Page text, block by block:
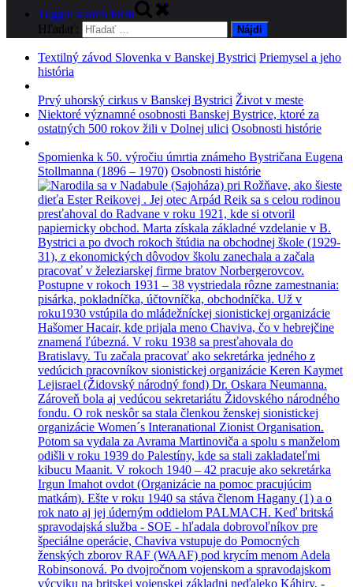
Toggle search form
Hľadať:
Textilný závod Slovenka v Banskej Bystrici Priemysel a jeho
história
Prvý uhorský cirkus v Banskej Bystrici Život v meste
Niektoré významné osobnosti Banskej Bystrice, ktoré za
ostatných 500 rokov žili v Dolnej ulici Osobnosti histórie
Spomienka k 50. výročiu úmrtia známeho Bystričana Eugena
Stollmanna (1896 – 1970) Osobnosti histórie